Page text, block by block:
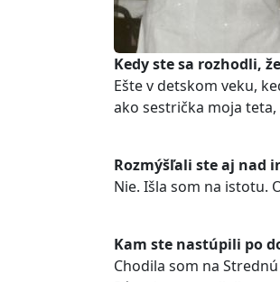
Kedy ste sa rozhodli,
Ešte v detskom veku,
ako sestrička moja
Rozmýšľali ste aj nad
Nie. Išla som na istotu.
Kam ste nastúpili po
Chodila som na